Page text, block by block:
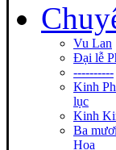
Vu Lan
Đại lễ
----------
Kinh
lục
Kinh
Ba
Hoa